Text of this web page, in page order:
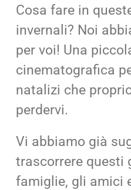
Cosa fare in
invernali? Noi
per voi! Una
cinematografica
natalizi che
perdervi.
Vi abbiamo già
trascorrere questi
famiglie, gli amici